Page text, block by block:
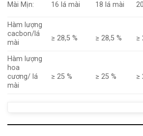
Mài Mịn:
16 lá mài
18 lá mài
Hàm lượng
cacbon/lá
mài
≥ 28,5 % ≥ 28,5 % ≥
Hàm lượng
hoa
cương/ lá
mài
≥ 25 % ≥ 25 % ≥